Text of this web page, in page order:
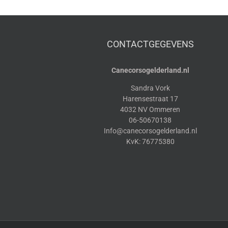
CONTACTGEGEVENS
Canecorsogelderland.nl
Sandra Vork
Harensestraat 17
4032 NV Ommeren
06-50670138
Info@canecorsogelderland.nl
KvK: 76775380